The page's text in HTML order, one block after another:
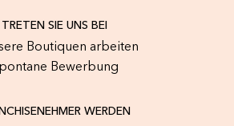
TRETEN SIE UNS BEI
Boutiquen arbeiten
Bewerbung
WERDEN